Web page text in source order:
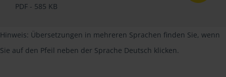
PDF - 585 KB
Hinweis: Übersetzungen in mehreren Sprachen finden Sie, wenn
Sie auf den Pfeil neben der Sprache Deutsch klicken.